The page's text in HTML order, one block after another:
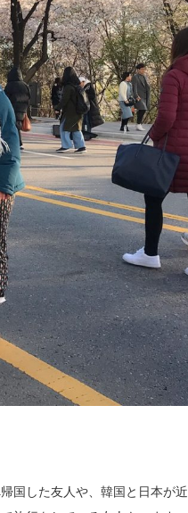
国した友人や、韓国と日本が近